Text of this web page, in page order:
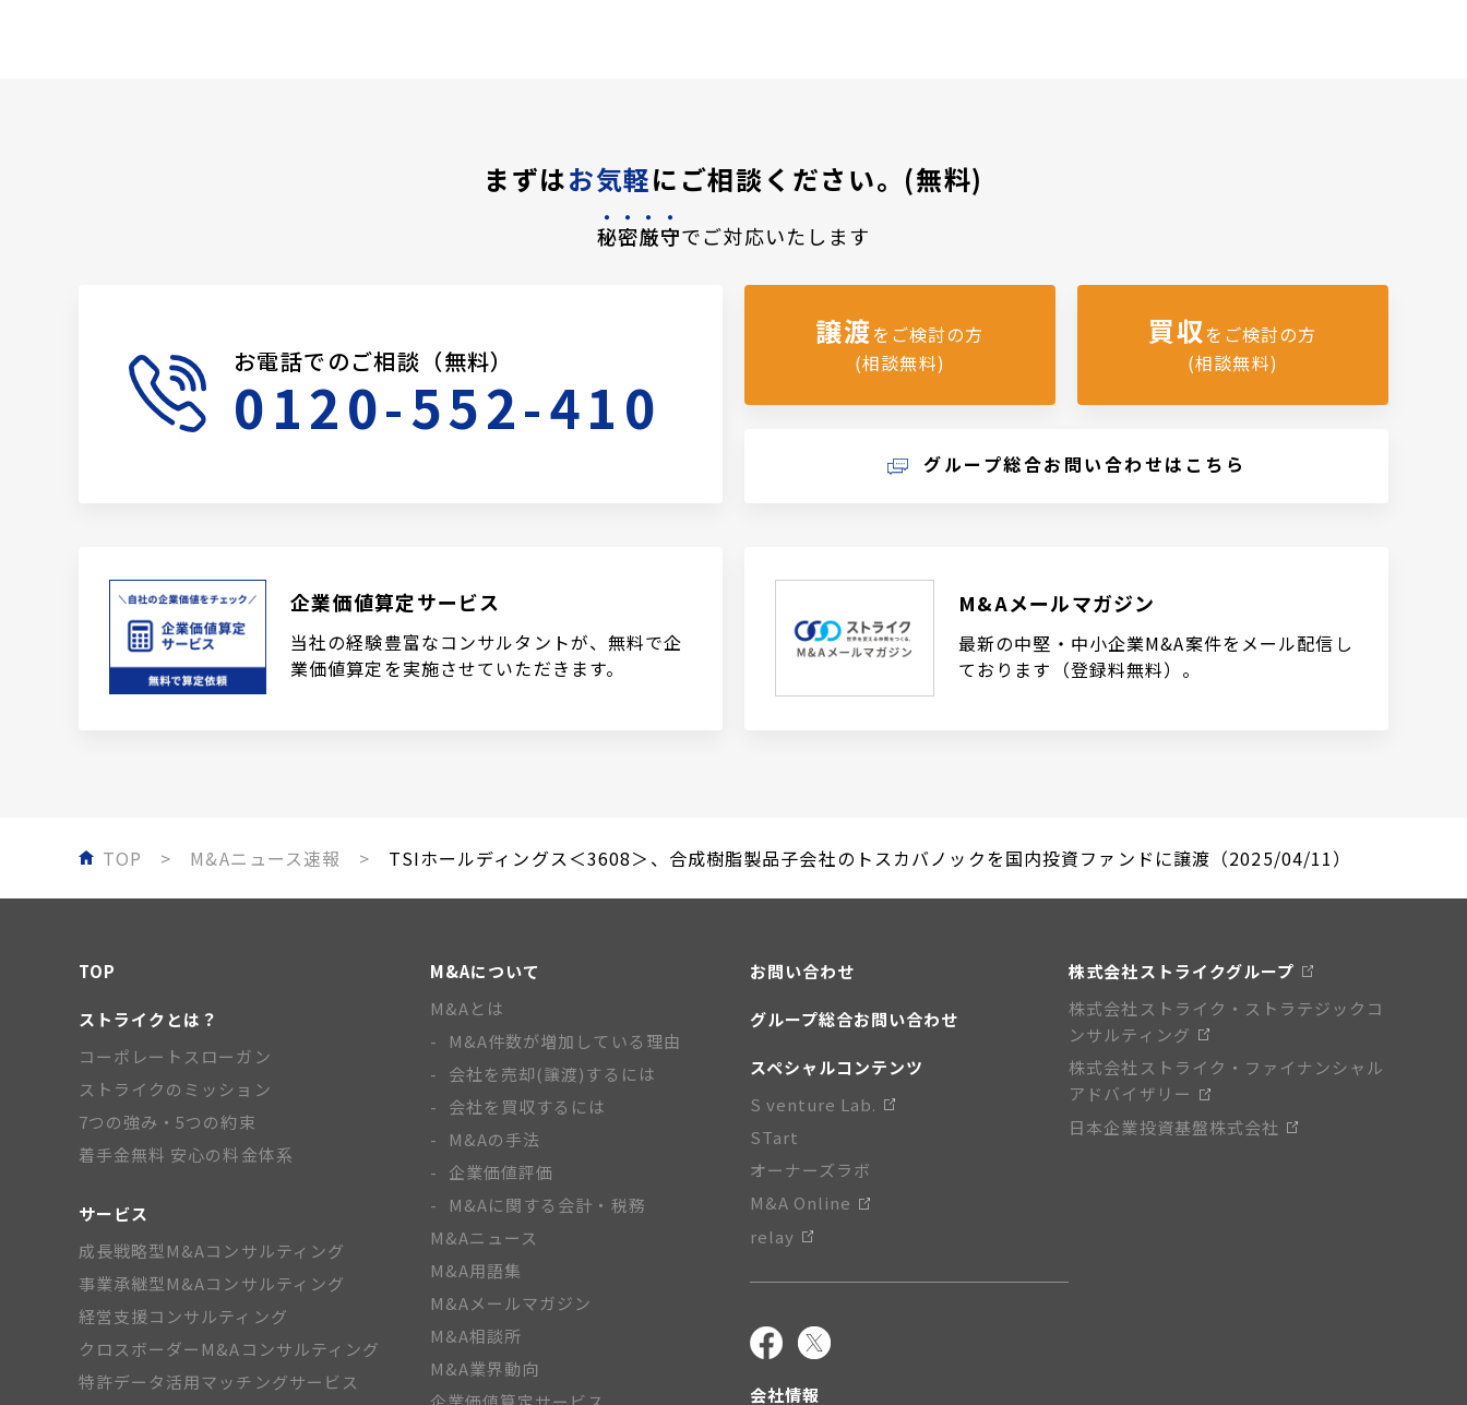
まずはお気軽にご相談ください。(無料)
秘密厳守でご対応いたします
お電話でのご相談（無料）
0120-552-410
譲渡をご検討の方
(相談無料)
買収をご検討の方
(相談無料)
グループ総合お問い合わせはこちら
企業価値算定サービス
当社の経験豊富なコンサルタントが、無料で企
業価値算定を実施させていただきます。
M&Aメールマガジン
最新の中堅・中小企業M&A案件をメール配信し
ております（登録料無料）。
TOP M&Aニュース速報 TSIホールディングス＜3608＞、合成樹脂製品子会社のトスカバノックを国内投資ファンドに譲渡（2025/04/11）
TOP
ストライクとは？
コーポレートスローガン
ストライクのミッション
7つの強み・5つの約束
着手金無料 安心の料金体系
サービス
成長戦略型M&Aコンサルティング
事業承継型M&Aコンサルティング
経営支援コンサルティング
クロスボーダーM&Aコンサルティング
特許データ活用マッチングサービス
M&Aについて
M&Aとは
M&A件数が増加している理由
会社を売却(譲渡)するには
会社を買収するには
M&Aの手法
企業価値評価
M&Aに関する会計・税務
M&Aニュース
M&A用語集
M&Aメールマガジン
M&A相談所
M&A業界動向
お問い合わせ
グループ総合お問い合わせ
スペシャルコンテンツ
S venture Lab.
STart
オーナーズラボ
M&A Online
relay
会社情報
株式会社ストライクグループ
株式会社ストライク・ストラテジックコ
ンサルティング
株式会社ストライク・ファイナンシャル
アドバイザリー
日本企業投資基盤株式会社